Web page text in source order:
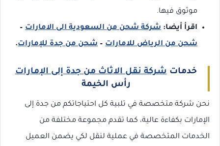
موثوق فيها.
اقرأ أيضا:شركة شحن من السعودية الى الامارات–
شحن من الرياض للامارات–شحن من جدة للإمارات.
خدماتشركة نقل الاثاث من جدة إلى الإمارات
رأس الخيمة
نحن شركة متخصصة في تلبية كل احتياجاتكم من جدة إلى
الإمارات بكفاءة عالية، كما تقدم مجموعة مختلفة من
الخدمات المتخصصة في عملية لنقل لكي يضمن العميل